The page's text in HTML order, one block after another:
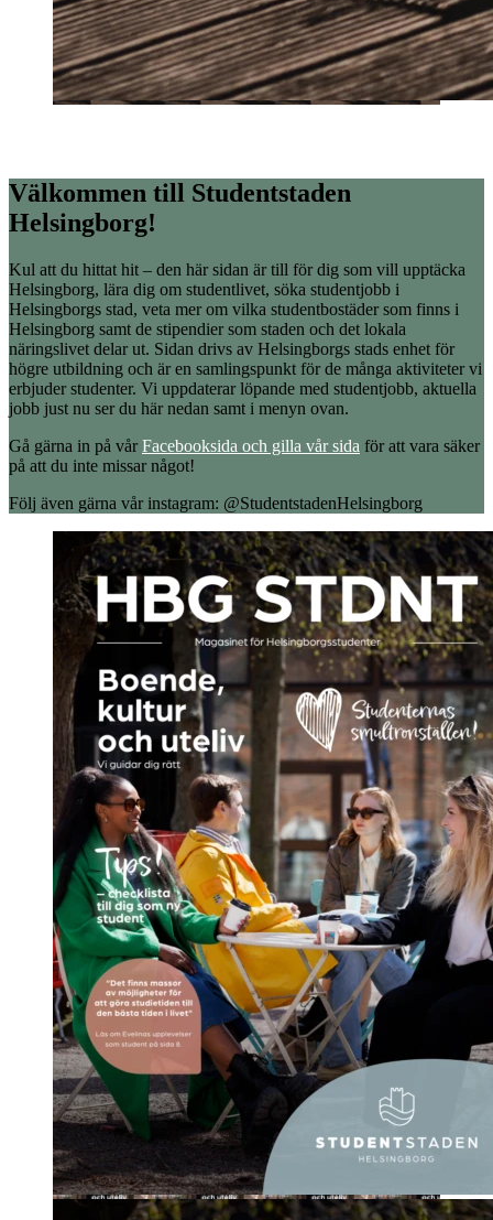
Välkommen till Studentstaden
Helsingborg!
Kul att du hittat hit – den här sidan är till för dig som vill upptäcka
Helsingborg, lära dig om studentlivet, söka studentjobb i
Helsingborgs stad, veta mer om vilka studentbostäder som finns i
Helsingborg samt de stipendier som staden och det lokala
näringslivet delar ut. Sidan drivs av Helsingborgs stads enhet för
högre utbildning och är en samlingspunkt för de många aktiviteter vi
erbjuder studenter. Vi uppdaterar löpande med studentjobb, aktuella
jobb just nu ser du här nedan samt i menyn ovan.
Gå gärna in på vårFacebooksida och gilla vår sida för att vara säker
på att du inte missar något!
Följ även gärna vår instagram: @StudentstadenHelsingborg